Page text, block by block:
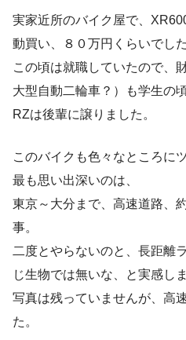
実家近所のバイク屋で、
動買い、８０万円くらいでした
この頃は就職していたので、
大型自動二輪車？）も学生の
RZは後輩に譲りました。
このバイクも色々なところに
最も思い出深いのは、
東京～大分まで、高速道路、
事。
二度とやらないのと、長距離
じ生物では無いな、と実感し
写真は残っていませんが、高
た。